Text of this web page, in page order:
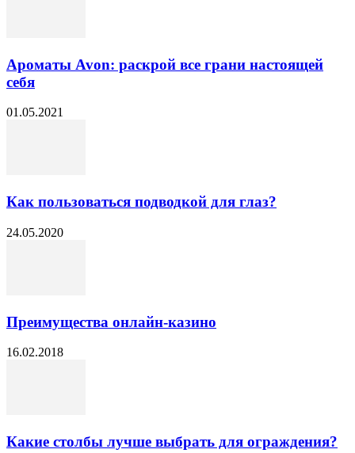
Ароматы Avon: раскрой все грани настоящей
себя
01.05.2021
Как пользоваться подводкой для глаз?
24.05.2020
Преимущества онлайн-казино
16.02.2018
Какие столбы лучше выбрать для ограждения?